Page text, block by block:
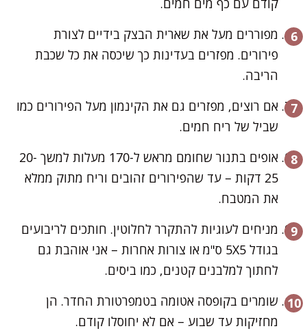
קודם עם כף מים חמים.
מפוררים מעל את שארית הבצק בידיים לצורת
פירורים. מפזרים בעדינות כך שיכסה את כל שכבת
הריבה.
אם רוצים, מפזרים גם את הקינמון מעל הפירורים כמו
שביל של ריח חמים.
אופים בתנור שחומם מראש ל-170 מעלות למשך 20-
25 דקות – עד שהפירורים זהובים וריח מתוק ממלא
את המטבח.
מניחים לעוגיות להתקרר לחלוטין. חותכים לריבועים
בגודל 5X5 ס"מ או צורות אחרות – אני אוהבת גם
לחתוך למלבנים קטנים, כמו ביסים.
שומרים בקופסה אטומה בטמפרטורת החדר. הן
מחזיקות עד שבוע – אם לא יחוסלו קודם.